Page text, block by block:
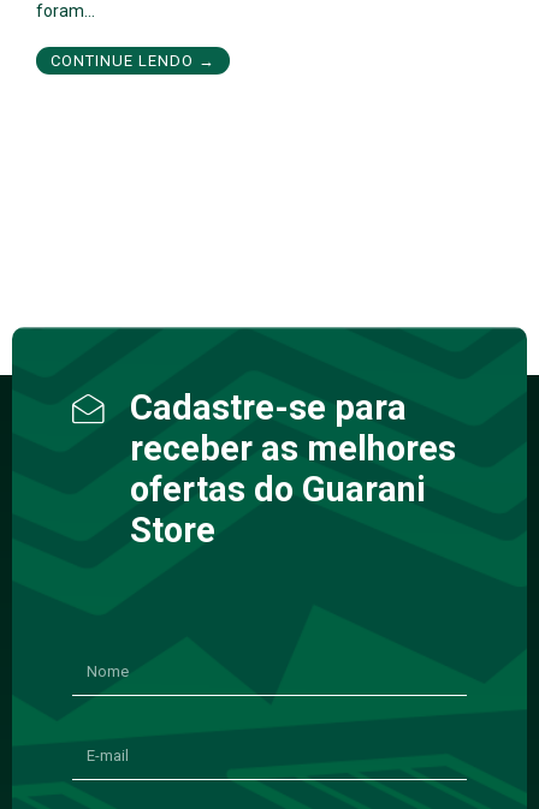
foram…
CONTINUE LENDO →
Cadastre-se para
receber as melhores
ofertas do Guarani
Store